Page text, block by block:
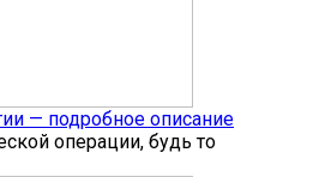
— подробное описание
операции, будь то